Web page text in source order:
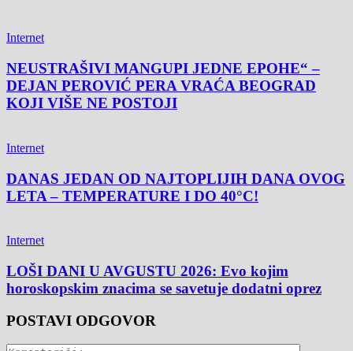
Internet
NEUSTRAŠIVI MANGUPI JEDNE EPOHE“ –
DEJAN PEROVIĆ PERA VRAĆA BEOGRAD
KOJI VIŠE NE POSTOJI
Internet
DANAS JEDAN OD NAJTOPLIJIH DANA OVOG
LETA – TEMPERATURE I DO 40°C!
Internet
LOŠI DANI U AVGUSTU 2026: Evo kojim
horoskopskim znacima se savetuje dodatni oprez
POSTAVI ODGOVOR